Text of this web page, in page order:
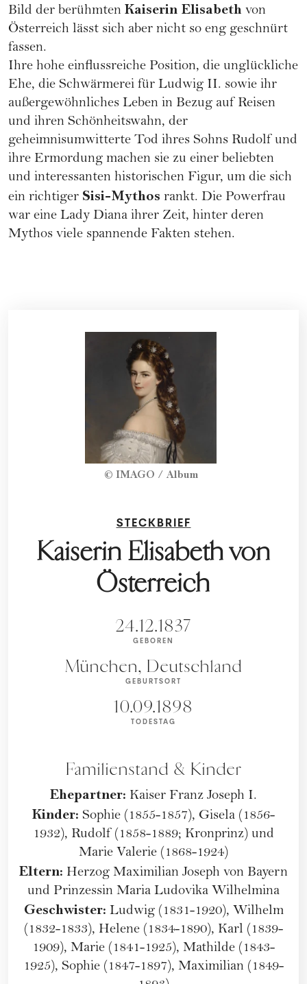
Bild der berühmten Kaiserin Elisabeth von
Österreich lässt sich aber nicht so eng geschnürt
fassen.
Ihre hohe einflussreiche Position, die unglückliche
Ehe, die Schwärmerei für Ludwig II. sowie ihr
außergewöhnliches Leben in Bezug auf Reisen
und ihren Schönheitswahn, der
geheimnisumwitterte Tod ihres Sohns Rudolf und
ihre Ermordung machen sie zu einer beliebten
und interessanten historischen Figur, um die sich
ein richtiger Sisi-Mythos rankt. Die Powerfrau
war eine Lady Diana ihrer Zeit, hinter deren
Mythos viele spannende Fakten stehen.
© IMAGO / Album
STECKBRIEF
Kaiserin Elisabeth von
Österreich
GEBOREN
24.12.1837
GEBURTSORT
München, Deutschland
TODESTAG
10.09.1898
Familienstand & Kinder
Ehepartner: Kaiser Franz Joseph I.
Kinder: Sophie (1855-1857), Gisela (1856-
1932), Rudolf (1858-1889; Kronprinz) und
Marie Valerie (1868-1924)
Eltern: Herzog Maximilian Joseph von Bayern
und Prinzessin Maria Ludovika Wilhelmina
Geschwister: Ludwig (1831-1920), Wilhelm
(1832-1833), Helene (1834-1890), Karl (1839-
1909), Marie (1841-1925), Mathilde (1843-
1925), Sophie (1847-1897), Maximilian (1849-